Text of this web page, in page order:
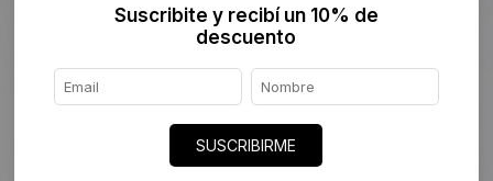
Suscribite y recibí un 10% de
descuento
SUSCRIBIRME